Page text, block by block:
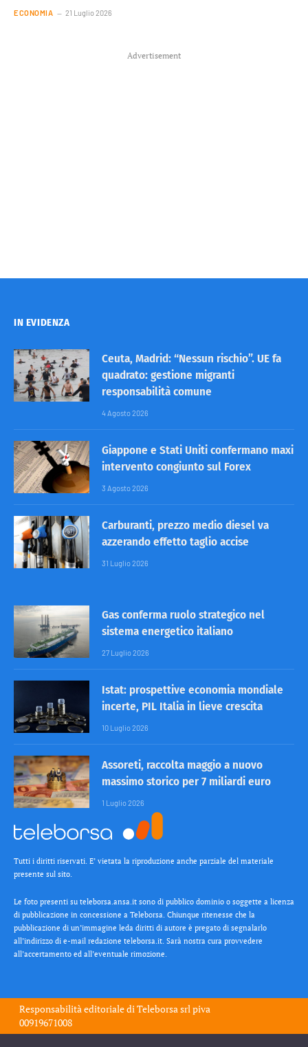
ECONOMIA 21 Luglio 2026
Advertisement
IN EVIDENZA
Ceuta, Madrid: “Nessun rischio”. UE fa
quadrato: gestione migranti
responsabilità comune
4 Agosto 2026
Giappone e Stati Uniti confermano maxi
intervento congiunto sul Forex
3 Agosto 2026
Carburanti, prezzo medio diesel va
azzerando effetto taglio accise
31 Luglio 2026
Gas conferma ruolo strategico nel
sistema energetico italiano
27 Luglio 2026
Istat: prospettive economia mondiale
incerte, PIL Italia in lieve crescita
10 Luglio 2026
Assoreti, raccolta maggio a nuovo
massimo storico per 7 miliardi euro
1 Luglio 2026
Tutti i diritti riservati. E’ vietata la riproduzione anche parziale del materiale
presente sul sito.
Le foto presenti su teleborsa.ansa.it sono di pubblico dominio o soggette a licenza
di pubblicazione in concessione a Teleborsa. Chiunque ritenesse che la
pubblicazione di un’immagine leda diritti di autore è pregato di segnalarlo
all’indirizzo di e-mail redazione teleborsa.it. Sarà nostra cura provvedere
all’accertamento ed all’eventuale rimozione.
Responsabilità editoriale diTeleborsa srl piva
00919671008